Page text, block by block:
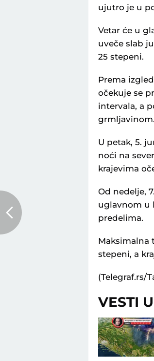
ujutro je u
Vetar će u
uveče slab
25 stepeni.
Prema
očekuje se
intervala, a
grmljavinom.
U petak, 5.
noći na
krajevima
Od nedelje,
uglavnom u
predelima.
Maksimalna
stepeni, a
(Telegraf.rs/
VESTI